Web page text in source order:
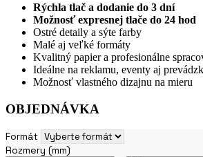
Rýchla tlač a dodanie do 3 dní
Možnosť expresnej tlače do 24 hod
Ostré detaily a sýte farby
Malé aj veľké formáty
Kvalitný papier a profesionálne
Ideálne na reklamu, eventy aj
Možnosť vlastného dizajnu na mieru
OBJEDNÁVKA
Formát
Rozmery (mm)